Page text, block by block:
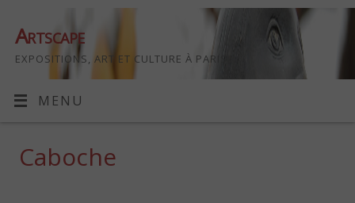
Artscape
EXPOSITIONS, ART ET CULTURE À PARIS
MENU
Caboche